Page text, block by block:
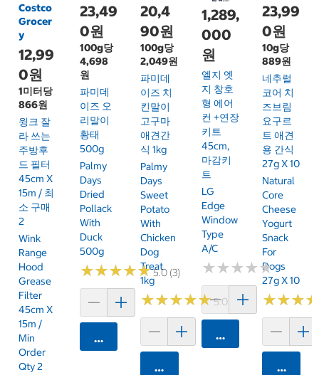
Costco
Grocer
y
12,99
0원
1미터당
866원
윙크 잘
라 쓰는
주방후
드 필터
45cm X
15m / 최
소 구매
2
Wink
Range
Hood
Grease
Filter
45cm X
15m /
Min
Order
Qty 2
23,49
0원
100g당
4,698
원
파미데
이즈 오
리말이
황태
500g
Palmy
Days
Dried
Pollack
With
Duck
500g
★★★★★
★★★★★5.0 (3)
카트에 담기
20,4
90원
100g당
2,049원
파미데
이즈 치
킨말이
고구마
애견간
식 1kg
Palmy
Days
Sweet
Potato
With
Chicken
Dog
Treat
1kg
★★★★★
★★★★★5.0 (7)
카트에 담기
1,289,
000
원
엘지 엣
지 창호
형 에어
컨 +연장
키트
45cm,
마감키
트
LG
Edge
Window
Type
A/C
★★★★★
★★★★★
카트에 담기
23,99
0원
10g당
889원
네추럴
코어 치
즈브림
요구르
트 애견
용 간식
27g X 10
Natural
Core
Cheese
Yogurt
Snack
For
Dogs
27g X 10
★★★
★★★
카트에